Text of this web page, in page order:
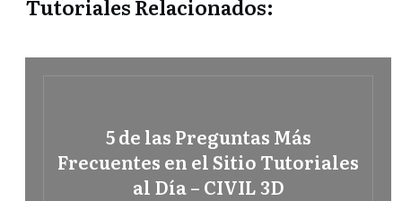
Tutoriales Relacionados:
5 de las Preguntas Más
Frecuentes en el Sitio Tutoriales
al Día – CIVIL 3D